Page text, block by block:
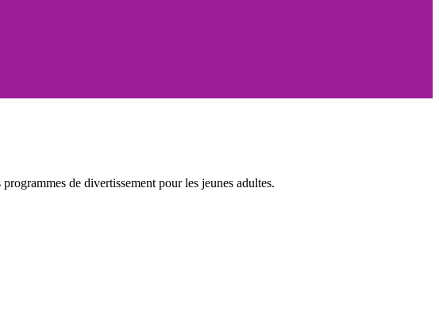
de divertissement pour les jeunes adultes.